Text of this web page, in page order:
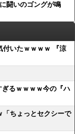
闘いのゴングが鳴
付いたｗｗｗｗ 『涼
ぎるｗｗｗｗ今の『ハ
「ちょっとセクシーで